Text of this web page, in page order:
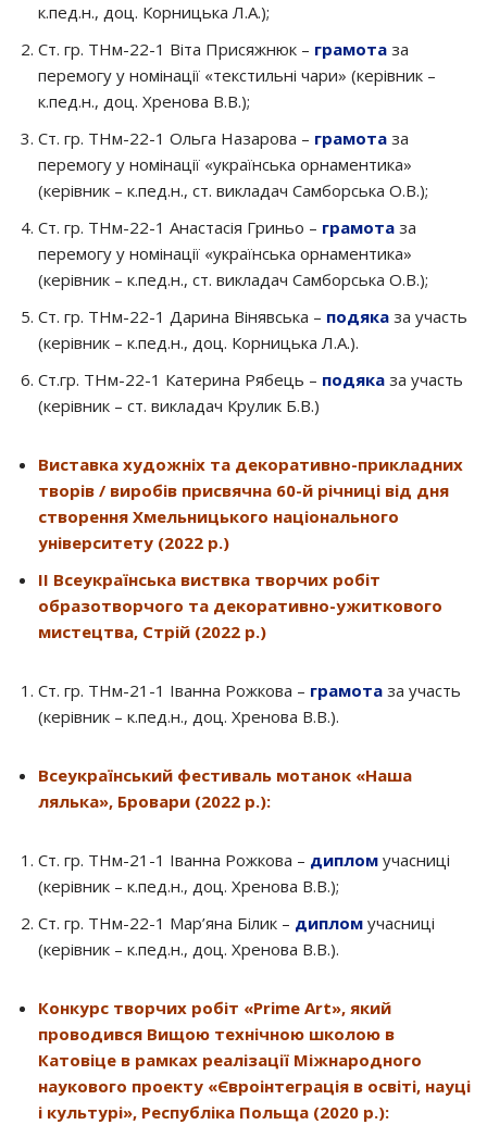
к.пед.н., доц. Корницька Л.А.);
Ст. гр. ТНм-22-1 Віта Присяжнюк – грамота за
перемогу у номінації «текстильні чари» (керівник –
к.пед.н., доц. Хренова В.В.);
Ст. гр. ТНм-22-1 Ольга Назарова – грамота за
перемогу у номінації «українська орнаментика»
(керівник – к.пед.н., ст. викладач Самборська О.В.);
Ст. гр. ТНм-22-1 Анастасія Гриньо – грамота за
перемогу у номінації «українська орнаментика»
(керівник – к.пед.н., ст. викладач Самборська О.В.);
Ст. гр. ТНм-22-1 Дарина Вінявська – подяка за участь
(керівник – к.пед.н., доц. Корницька Л.А.).
Ст.гр. ТНм-22-1 Катерина Рябець – подяка за участь
(керівник – ст. викладач Крулик Б.В.)
Виставка художніх та декоративно-прикладних
творів / виробів присвячна 60-й річниці від дня
створення Хмельницького національного
університету (2022 р.)
ІІ Всеукраїнська виствка творчих робіт
образотворчого та декоративно-ужиткового
мистецтва, Стрій (2022 р.)
Ст. гр. ТНм-21-1 Іванна Рожкова – грамота за участь
(керівник – к.пед.н., доц. Хренова В.В.).
Всеукраїнський фестиваль мотанок «Наша
лялька», Бровари (2022 р.):
Ст. гр. ТНм-21-1 Іванна Рожкова – диплом учасниці
(керівник – к.пед.н., доц. Хренова В.В.);
Ст. гр. ТНм-22-1 Мар’яна Білик – диплом учасниці
(керівник – к.пед.н., доц. Хренова В.В.).
Конкурс творчих робіт «Prime Art», який
проводився Вищою технічною школою в
Катовіце в рамках реалізації Міжнародного
наукового проекту «Євроінтеграція в освіті, науці
і культурі», Республіка Польща (2020 р.):